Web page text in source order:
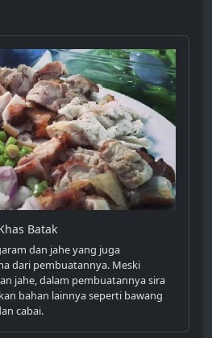
Batak
dan jahe yang juga
dari pembuatannya. Meski
jahe, dalam pembuatannya sira
bahan lainnya seperti bawang
cabai.